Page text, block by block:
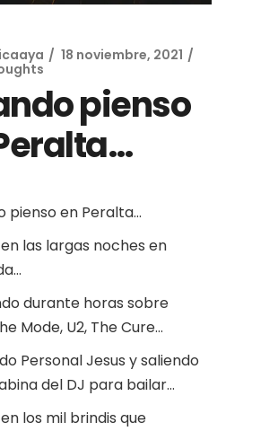
18 noviembre, 2021
pienso
pienso en Peralta…
las largas noches en
durante horas sobre
Mode, U2, The Cure…
Personal Jesus y saliendo
del DJ para bailar…
los mil brindis que